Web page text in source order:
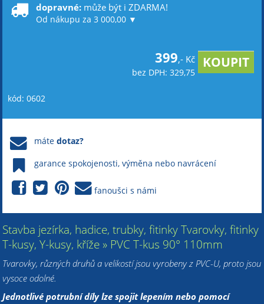
dopravné: může být i ZDARMA!
Od nákupu za 3 000,00 ▼
399,- Kč
bez DPH: 329,75
kód: 0602
mátedotaz?
garance spokojenosti, výměna nebo navrácení
fanoušci s námi
Stavba jezírka, hadice, trubky, fitinky Tvarovky, fitinky
T-kusy, Y-kusy, kříže » PVC T-kus 90° 110mm
Tvarovky, různých druhů a velikostí jsou vyrobeny z PVC-U, proto jsou
vysoce odolné.
Jednotlivé potrubní díly lze spojit lepením nebo pomocí